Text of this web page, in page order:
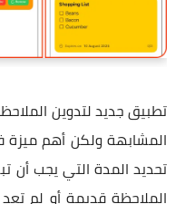
تطبيق جديد لتدوين
تحديد المدة التي يجب أن
الملاحظة قديمة أو لم